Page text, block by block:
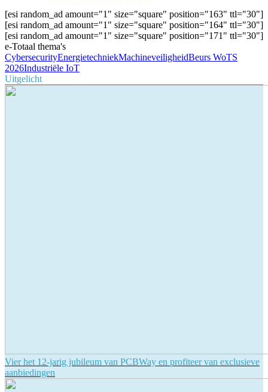
[esi random_ad amount="1" size="square" position="163" ttl="30"]
[esi random_ad amount="1" size="square" position="164" ttl="30"]
[esi random_ad amount="1" size="square" position="171" ttl="30"]
e-Totaal thema's
CybersecurityEnergietechniekMachineveiligheidBeurs WoTS
2026Industriële IoT
Uitgelicht
Vier het 12-jarig jubileum van PCBWay en profiteer van exclusieve
aanbiedingen